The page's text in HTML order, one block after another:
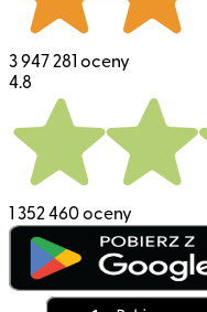
3 947 281 oceny
4.8
1 352 460 oceny